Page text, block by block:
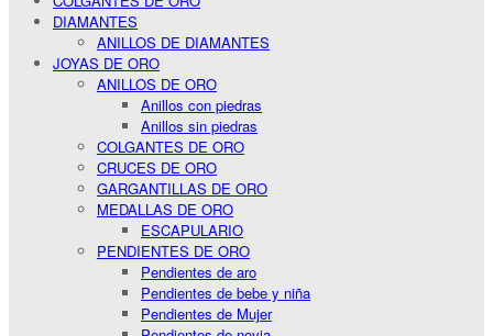
DIAMANTES
ANILLOS DE DIAMANTES
JOYAS DE ORO
ANILLOS DE ORO
Anillos con piedras
Anillos sin piedras
COLGANTES DE ORO
CRUCES DE ORO
GARGANTILLAS DE ORO
MEDALLAS DE ORO
ESCAPULARIO
PENDIENTES DE ORO
Pendientes de aro
Pendientes de bebe y niña
Pendientes de Mujer